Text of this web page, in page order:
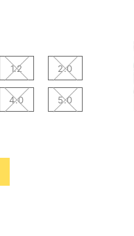
1.2 2.0
4.0 5.0